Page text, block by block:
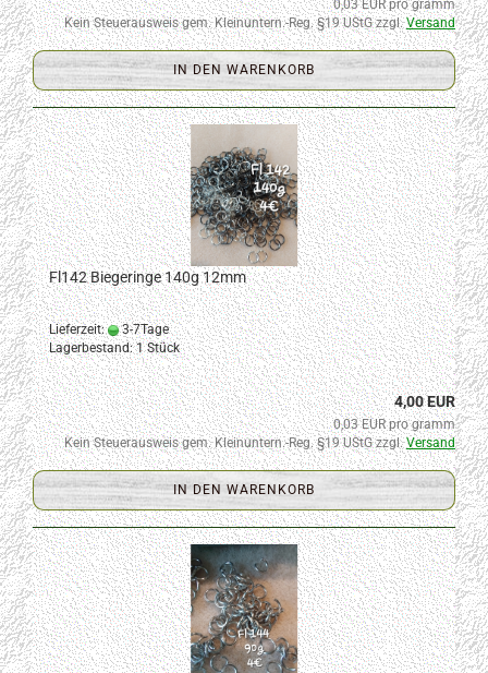
0,03 EUR pro gramm
Kein Steuerausweis gem. Kleinuntern.-Reg. §19 UStG zzgl.Versand
IN DEN WARENKORB
Fl142 Biegeringe 140g 12mm
Lieferzeit:
3-7Tage
Lagerbestand: 1 Stück
4,00 EUR
0,03 EUR pro gramm
Kein Steuerausweis gem. Kleinuntern.-Reg. §19 UStG zzgl.Versand
IN DEN WARENKORB